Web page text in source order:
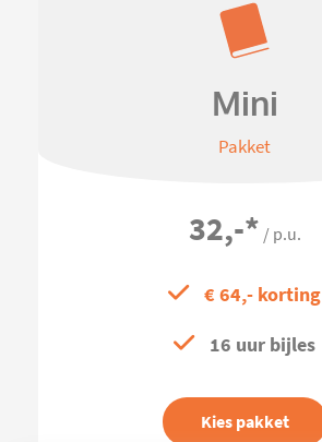
Mini
Pakket
32,-* / p.u.
€ 64,- korting
16 uur bijles
Kies pakket